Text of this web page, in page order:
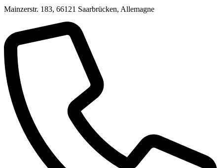
Mainzerstr. 183, 66121 Saarbrücken, Allemagne